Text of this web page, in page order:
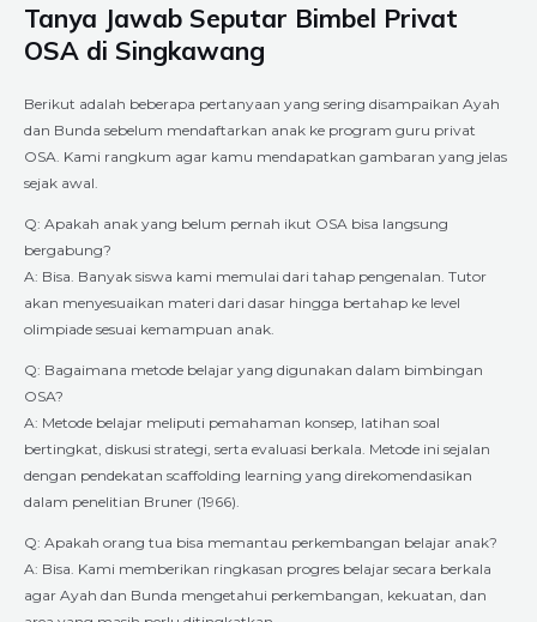
Tanya Jawab Seputar Bimbel Privat
OSA di Singkawang
Berikut adalah beberapa pertanyaan yang sering disampaikan Ayah
dan Bunda sebelum mendaftarkan anak ke program guru privat
OSA. Kami rangkum agar kamu mendapatkan gambaran yang jelas
sejak awal.
Q: Apakah anak yang belum pernah ikut OSA bisa langsung
bergabung?
A: Bisa. Banyak siswa kami memulai dari tahap pengenalan. Tutor
akan menyesuaikan materi dari dasar hingga bertahap ke level
olimpiade sesuai kemampuan anak.
Q: Bagaimana metode belajar yang digunakan dalam bimbingan
OSA?
A: Metode belajar meliputi pemahaman konsep, latihan soal
bertingkat, diskusi strategi, serta evaluasi berkala. Metode ini sejalan
dengan pendekatan scaffolding learning yang direkomendasikan
dalam penelitian Bruner (1966).
Q: Apakah orang tua bisa memantau perkembangan belajar anak?
A: Bisa. Kami memberikan ringkasan progres belajar secara berkala
agar Ayah dan Bunda mengetahui perkembangan, kekuatan, dan